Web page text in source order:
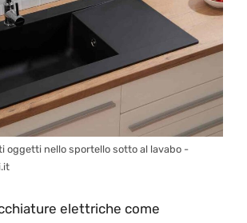
oggetti nello sportello sotto al lavabo -
elettriche come